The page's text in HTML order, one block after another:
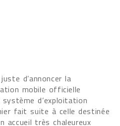
d’annoncer la
mobile officielle
d’exploitation
fait suite à celle destinée
accueil très chaleureux